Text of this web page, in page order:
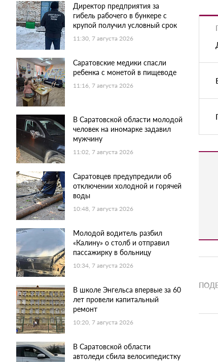
Директор предприятия за
гибель рабочего в бункере с
крупой получил условный срок
11:30, 7 августа 2026
Саратовские медики спасли
ребенка с монетой в пищеводе
11:16, 7 августа 2026
В Саратовской области молодой
человек на иномарке задавил
мужчину
11:02, 7 августа 2026
Саратовцев предупредили об
отключении холодной и горячей
воды
10:48, 7 августа 2026
Молодой водитель разбил
«Калину» о столб и отправил
пассажирку в больницу
10:34, 7 августа 2026
В школе Энгельса впервые за 60
лет провели капитальный
ремонт
10:20, 7 августа 2026
В Саратовской области
автоледи сбила велосипедистку